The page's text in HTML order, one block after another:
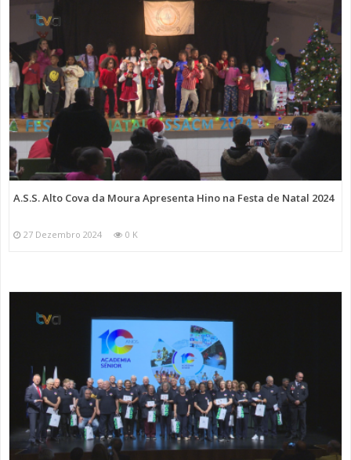
A.S.S. Alto Cova da Moura Apresenta Hino na Festa de Natal 2024
27 Dezembro 2024 0 K